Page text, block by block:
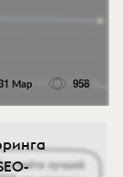
Мар 958